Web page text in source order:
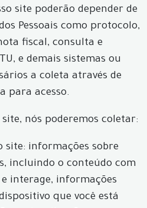
site poderão depender de
Pessoais como protocolo,
fiscal, consulta e
e demais sistemas ou
a coleta através de
para acesso.
nós poderemos coletar:
site: informações sobre
incluindo o conteúdo com
interage, informações
que você está